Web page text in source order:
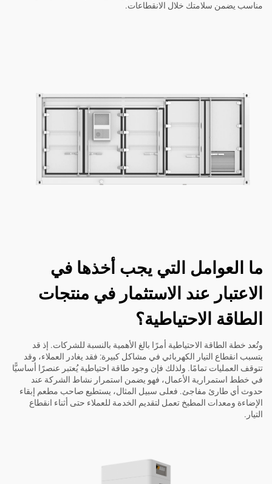
مناسب يضمن سلامتك خلال الانقطاعات.
ما العوامل التي يجب أخذها في
الاعتبار عند الاستثمار في منتجات
الطاقة الاحتياطية؟
وتُعد خطة الطاقة الاحتياطية أمرًا بالغ الأهمية بالنسبة للشركات. إذ قد
يتسبب انقطاع التيار الكهربائي في مشاكل كبيرة: فقد يغادر العملاء، وقد
تتوقف العمليات تمامًا. ولذلك فإن وجود طاقة احتياطية يُعتبر عنصرًا أساسيًّا
في خطط استمرارية الأعمال، فهو يضمن استمرار نشاط الشركة عند
حدوث أي طارئ مفاجئ. فعلى سبيل المثال، يستطيع صاحب مطعم إبقاء
الإضاءة ومعدات المطبخ تعمل لتقديم الخدمة للعملاء حتى أثناء انقطاع
التيار.